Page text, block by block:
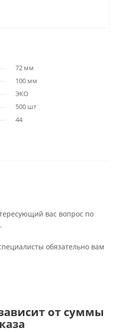
72 мм
100 мм
ЭКО
500 шт
44
вас вопрос по
обязательно вам
от суммы